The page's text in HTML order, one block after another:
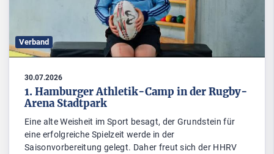
Verband
30.07.2026
1. Hamburger Athletik-Camp in der Rugby-
Arena Stadtpark
Eine alte Weisheit im Sport besagt, der Grundstein für
eine erfolgreiche Spielzeit werde in der
Saisonvorbereitung gelegt. Daher freut sich der HHRV